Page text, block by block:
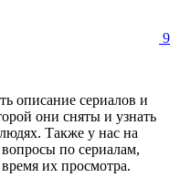
9
описание сериалов и
они сняты и узнать
Также у нас на
по сериалам,
их просмотра.